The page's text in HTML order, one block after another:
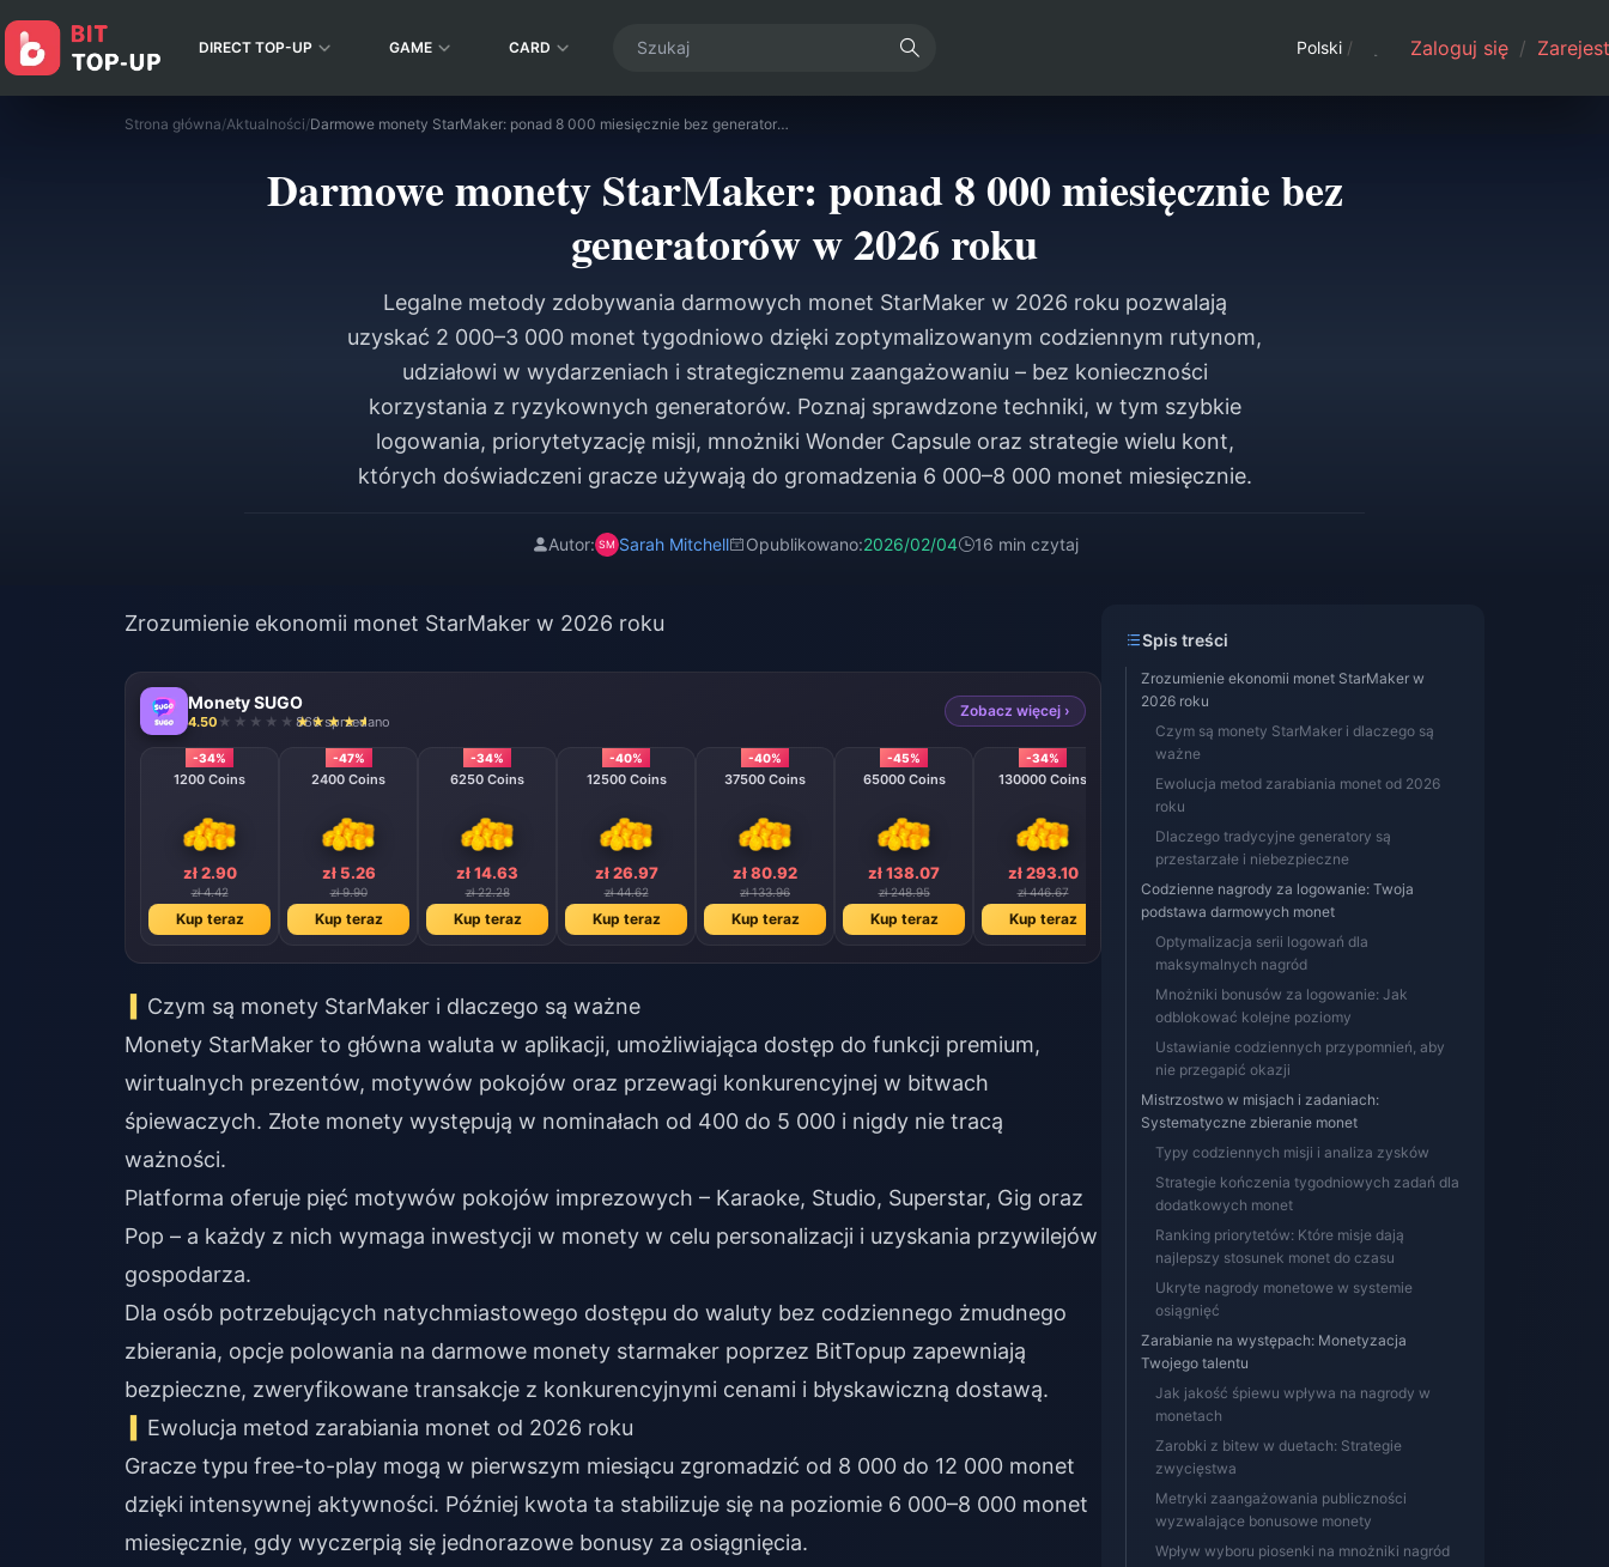
DIRECT TOP-UP GAME CARD Polski / Zaloguj się /
Strona główna/Aktualności/ Darmowe monety StarMaker: ponad 8 000 miesięcznie bez generatorów w 2026 roku
Darmowe monety StarMaker: ponad 8 000 miesięcznie bez
generatorów w 2026 roku
Legalne metody zdobywania darmowych monet StarMaker w 2026 roku pozwalają
uzyskać 2 000–3 000 monet tygodniowo dzięki zoptymalizowanym codziennym rutynom,
udziałowi w wydarzeniach i strategicznemu zaangażowaniu – bez konieczności
korzystania z ryzykownych generatorów. Poznaj sprawdzone techniki, w tym szybkie
logowania, priorytetyzację misji, mnożniki Wonder Capsule oraz strategie wielu kont,
których doświadczeni gracze używają do gromadzenia 6 000–8 000 monet miesięcznie.
Autor: Sarah Mitchell Opublikowano:2026/02/04 16 min czytaj
Zrozumienie ekonomii monet StarMaker w 2026 roku
Monety SUGO
4.50 860 sprzedano
Zobacz więcej ›
-34%
1200 Coins
zł 2.90
zł 4.42
Kup teraz
-47%
2400 Coins
zł 5.26
zł 9.90
Kup teraz
-34%
6250 Coins
zł 14.63
zł 22.28
Kup teraz
-40%
12500 Coins
zł 26.97
zł 44.62
Kup teraz
-40%
37500 Coins
zł 80.92
zł 133.96
Kup teraz
-45%
65000 Coins
zł 138.07
zł 248.95
Kup teraz
-34%
130000 Coins
zł 293.10
zł 446.67
Kup teraz
Czym są monety StarMaker i dlaczego są ważne
Monety StarMaker to główna waluta w aplikacji, umożliwiająca dostęp do funkcji premium,
wirtualnych prezentów, motywów pokojów oraz przewagi konkurencyjnej w bitwach
śpiewaczych. Złote monety występują w nominałach od 400 do 5 000 i nigdy nie tracą
ważności.
Platforma oferuje pięć motywów pokojów imprezowych – Karaoke, Studio, Superstar, Gig oraz
Pop – a każdy z nich wymaga inwestycji w monety w celu personalizacji i uzyskania przywilejów
gospodarza.
Dla osób potrzebujących natychmiastowego dostępu do waluty bez codziennego żmudnego
zbierania, opcje polowania na darmowe monety starmaker poprzez BitTopup zapewniają
bezpieczne, zweryfikowane transakcje z konkurencyjnymi cenami i błyskawiczną dostawą.
Ewolucja metod zarabiania monet od 2026 roku
Gracze typu free-to-play mogą w pierwszym miesiącu zgromadzić od 8 000 do 12 000 monet
dzięki intensywnej aktywności. Później kwota ta stabilizuje się na poziomie 6 000–8 000 monet
miesięcznie, gdy wyczerpią się jednorazowe bonusy za osiągnięcia.
Spis treści
Zrozumienie ekonomii monet StarMaker w
2026 roku
Czym są monety StarMaker i dlaczego są
ważne
Ewolucja metod zarabiania monet od 2026
roku
Dlaczego tradycyjne generatory są
przestarzałe i niebezpieczne
Codzienne nagrody za logowanie: Twoja
podstawa darmowych monet
Optymalizacja serii logowań dla
maksymalnych nagród
Mnożniki bonusów za logowanie: Jak
odblokować kolejne poziomy
Ustawianie codziennych przypomnień, aby
nie przegapić okazji
Mistrzostwo w misjach i zadaniach:
Systematyczne zbieranie monet
Typy codziennych misji i analiza zysków
Strategie kończenia tygodniowych zadań dla
dodatkowych monet
Ranking priorytetów: Które misje dają
najlepszy stosunek monet do czasu
Ukryte nagrody monetowe w systemie
osiągnięć
Zarabianie na występach: Monetyzacja
Twojego talentu
Jak jakość śpiewu wpływa na nagrody w
monetach
Zarobki z bitew w duetach: Strategie
zwycięstwa
Metryki zaangażowania publiczności
wyzwalające bonusowe monety
Wpływ wyboru piosenki na mnożniki nagród